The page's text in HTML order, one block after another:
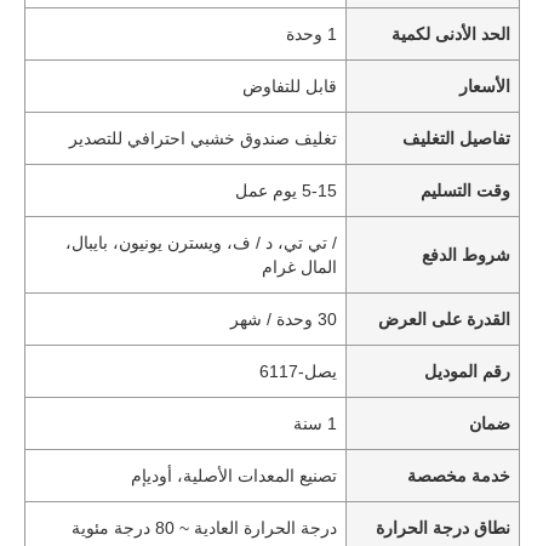
الحد الأدنى لكمية 1 وحدة
الأسعار قابل للتفاوض
تفاصيل التغليف تغليف صندوق خشبي احترافي للتصدير
وقت التسليم 5-15 يوم عمل
شروط الدفع
/ تي تي، د / ف، ويسترن يونيون، بايبال،
المال غرام
القدرة على العرض 30 وحدة / شهر
رقم الموديل يصل-6117
ضمان 1 سنة
خدمة مخصصة تصنيع المعدات الأصلية، أوديإم
نطاق درجة الحرارة درجة الحرارة العادية ~ 80 درجة مئوية